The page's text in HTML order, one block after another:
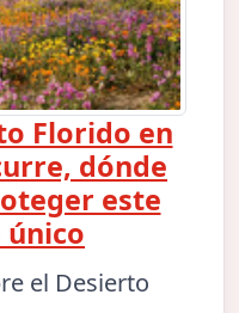
Florido en
dónde
este
el Desierto